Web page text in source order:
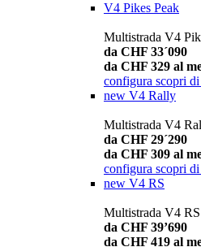
V4 Pikes Peak
Multistrada V4
da CHF 33´090
da CHF 329 al
configura scopri
new V4 Rally
Multistrada V4
da CHF 29´290
da CHF 309 al
configura scopri
new V4 RS
Multistrada V4 RS
da CHF 39’690
da CHF 419 al